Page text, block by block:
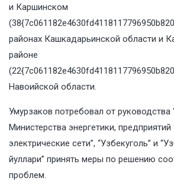
и Каршинском
районах Кашкадарьинской области и
районе
Навоийской области.
Умурзаков потребовал от руководства
Министерства энергетики,
электрические сети”, “Узбекуголь” и
йуллари” принять меры по решению
проблем.